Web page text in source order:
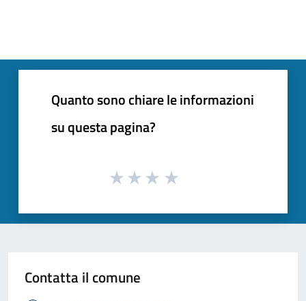
Quanto sono chiare le informazioni
su questa pagina?
Contatta il comune